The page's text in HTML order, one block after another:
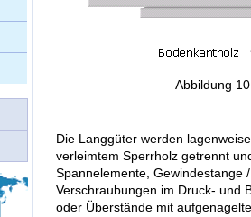
Abbildung
Die Langgüter werden
verleimtem Sperrholz getrennt
Spannelemente, Gewindestange
Verschraubungen im Druck- und
oder Überstände mit